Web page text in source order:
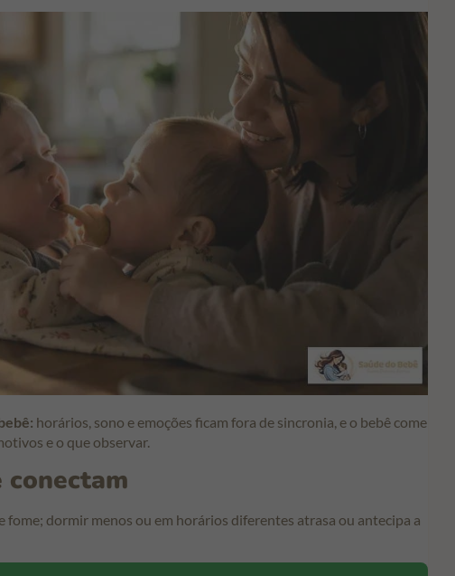
horários, sono e emoções ficam fora de sincronia, e o bebê come
e o que observar.
conectam
fome; dormir menos ou em horários diferentes atrasa ou antecipa a